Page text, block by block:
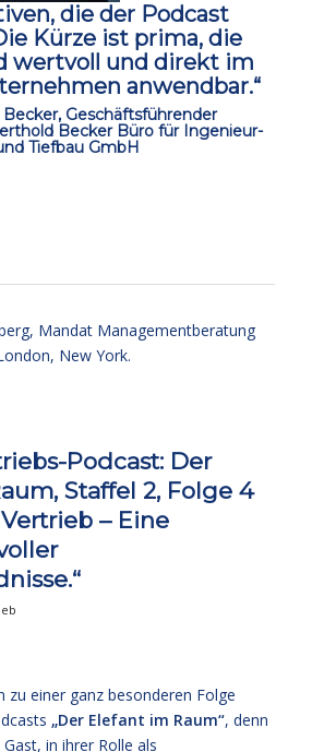
die der Podcast
Kürze ist prima, die
wertvoll und direkt im
anwendbar.“
Becker, Geschäftsführender
Becker Büro für Ingenieur-
Tiefbau GmbH
, Mandat Managementberatung
New York.
Podcast: Der
Staffel 2, Folge 4
– Eine
zu einer ganz besonderen Folge
„Der Elefant im Raum“, denn
in ihrer Rolle als